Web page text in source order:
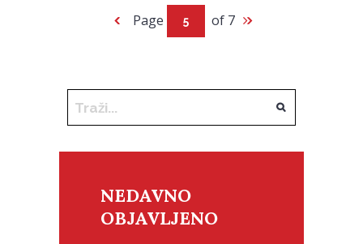
Page of 7
NEDAVNO
OBJAVLJENO